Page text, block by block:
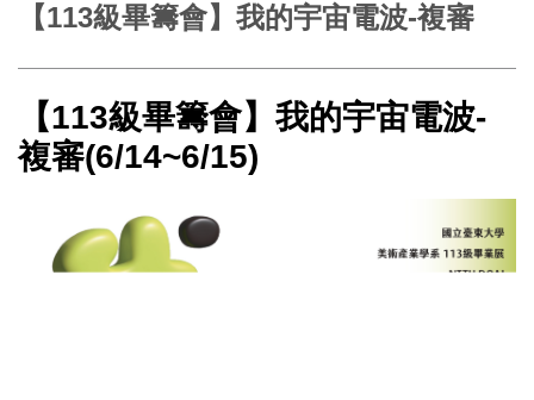
【113級畢籌會】我的宇宙電波-複審
【113級畢籌會】我的宇宙電波-
複審(6/14~6/15)